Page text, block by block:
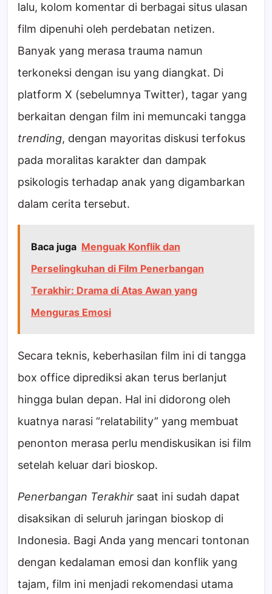
lalu, kolom komentar di berbagai situs ulasan
film dipenuhi oleh perdebatan netizen.
Banyak yang merasa trauma namun
terkoneksi dengan isu yang diangkat. Di
platform X (sebelumnya Twitter), tagar yang
berkaitan dengan film ini memuncaki tangga
trending, dengan mayoritas diskusi terfokus
pada moralitas karakter dan dampak
psikologis terhadap anak yang digambarkan
dalam cerita tersebut.
Baca juga Menguak Konflik dan
Perselingkuhan di Film Penerbangan
Terakhir: Drama di Atas Awan yang
Menguras Emosi
Secara teknis, keberhasilan film ini di tangga
box office diprediksi akan terus berlanjut
hingga bulan depan. Hal ini didorong oleh
kuatnya narasi “relatability” yang membuat
penonton merasa perlu mendiskusikan isi film
setelah keluar dari bioskop.
Penerbangan Terakhir saat ini sudah dapat
disaksikan di seluruh jaringan bioskop di
Indonesia. Bagi Anda yang mencari tontonan
dengan kedalaman emosi dan konflik yang
tajam, film ini menjadi rekomendasi utama